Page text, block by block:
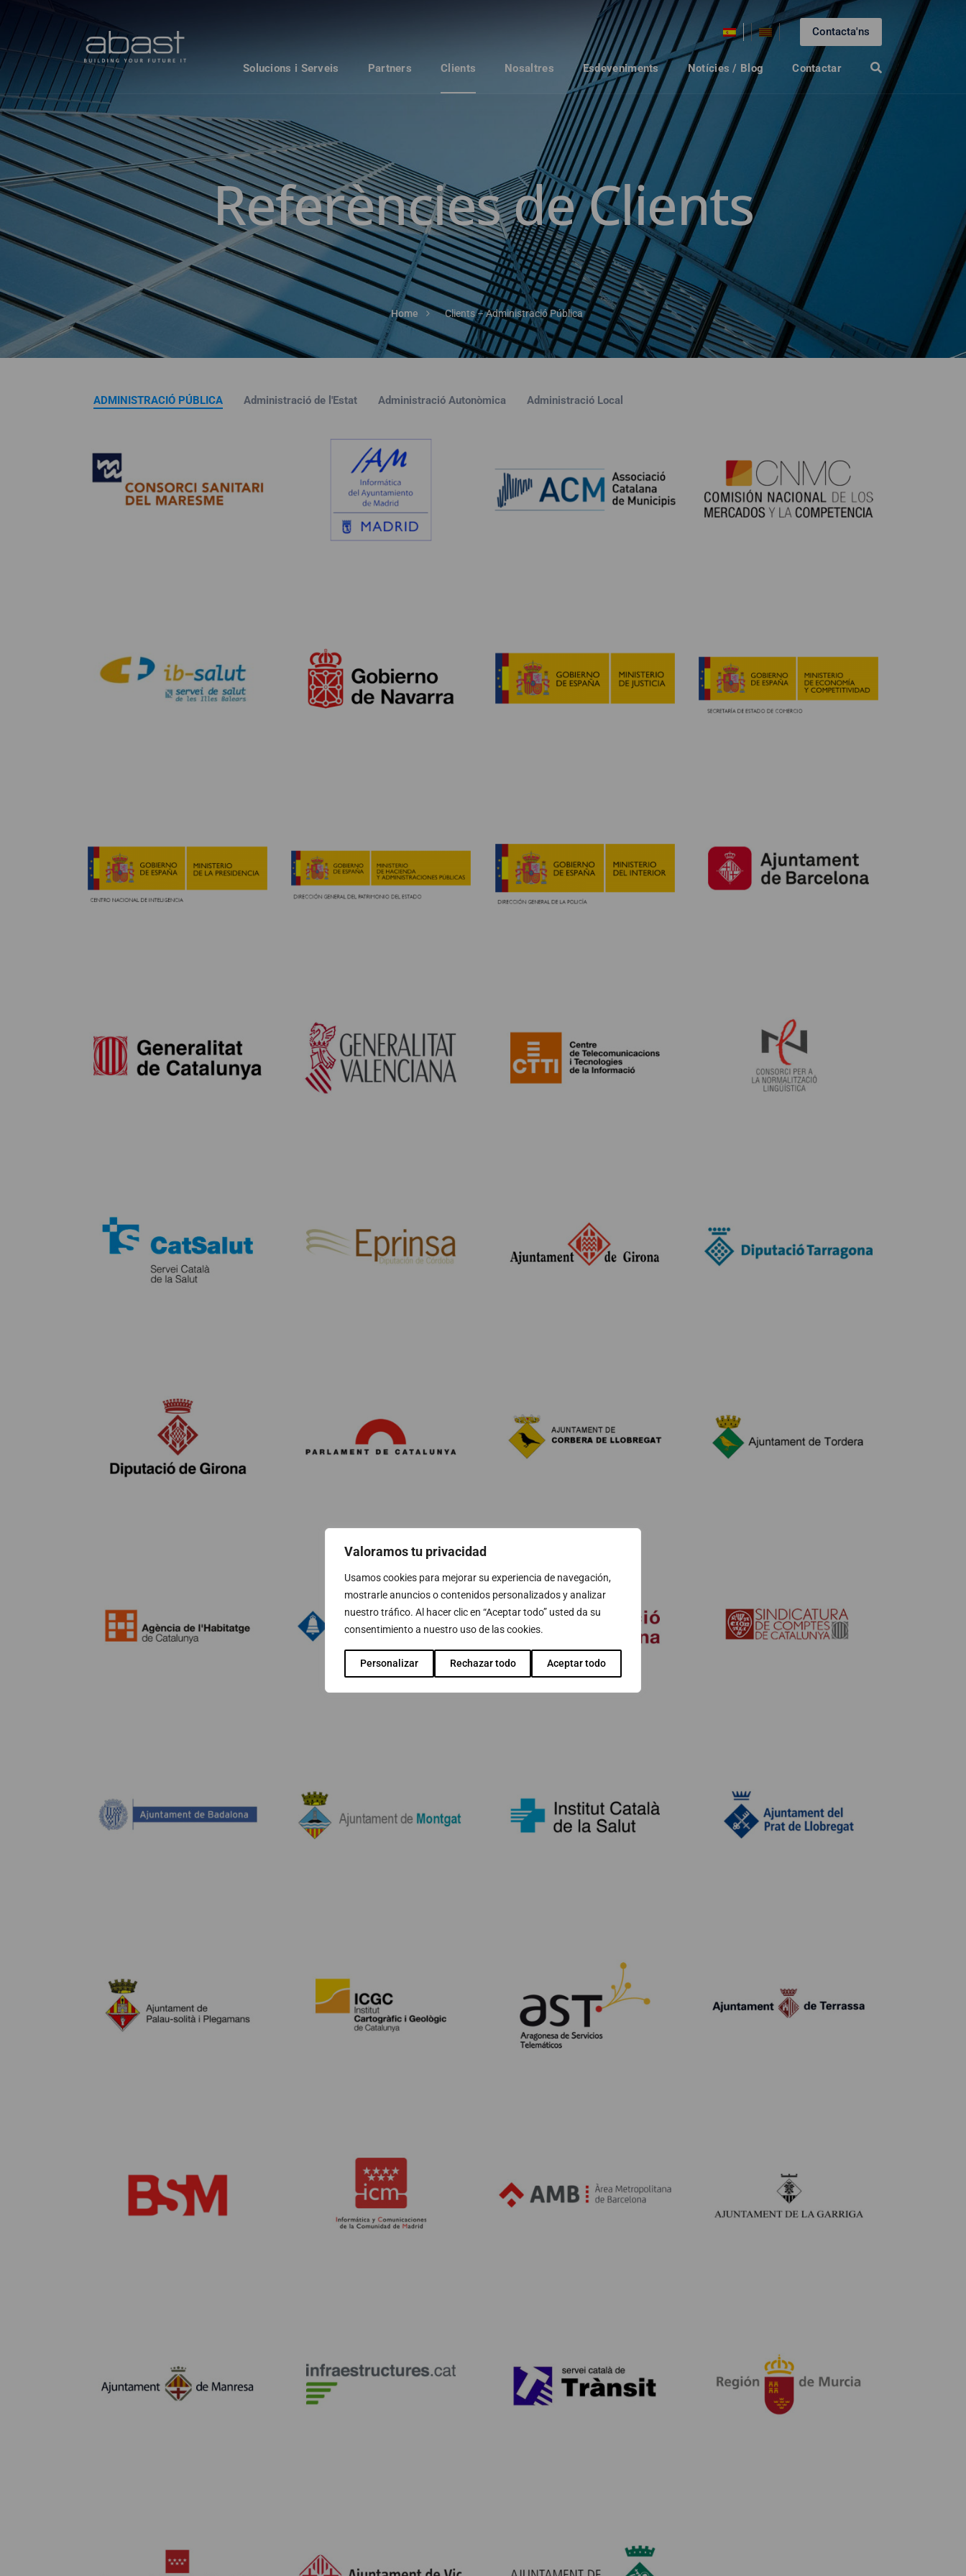
Valoramos tu privacidad
Usamos cookies para mejorar su experiencia de navegación,
mostrarle anuncios o contenidos personalizados y analizar
nuestro tráfico. Al hacer clic en “Aceptar todo” usted da su
consentimiento a nuestro uso de las cookies.
Personalizar Rechazar todo Aceptar todo
Contacta'ns
Solucions i Serveis Partners Clients Nosaltres Esdeveniments Notícies / Blog Contactar
Referències de Clients
Home Clients – Administració Pública
ADMINISTRACIÓ PÚBLICA Administració de l'Estat Administració Autonòmica Administració Local